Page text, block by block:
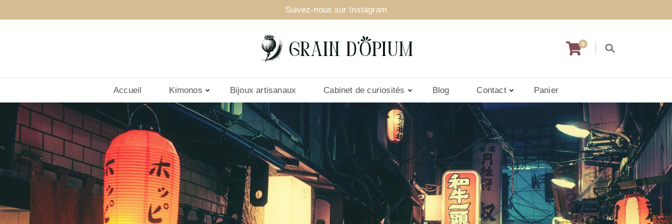
Suivez-nous sur Instagram
0
Accueil Kimonos Bijoux artisanaux Cabinet de curiosités Blog Contact Panier